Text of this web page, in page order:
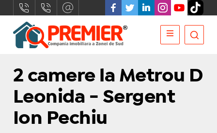
2 camere la Metrou D
Leonida - Sergent
Ion Pechiu